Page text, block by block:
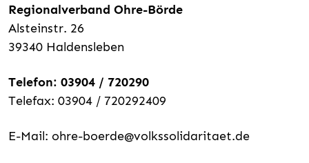
Regionalverband Ohre-Börde
Alsteinstr. 26
39340 Haldensleben
Telefon: 03904 / 720290
Telefax: 03904 / 720292409
E-Mail: ohre-boerde@volkssolidaritaet.de